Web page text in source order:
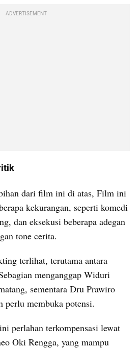
ADVERTISEMENT
dari film ini di atas, Film ini
kekurangan, seperti komedi
dan eksekusi beberapa adegan
tone cerita.
terlihat, terutama antara
menganggap Widuri
sementara Dru Prawiro
perlu membuka potensi.
perlahan terkompensasi lewat
Oki Rengga, yang mampu